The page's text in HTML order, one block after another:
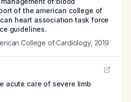
of the american college of
heart association task force
guidelines.
College of Cardiology, 2019
acute care of severe limb